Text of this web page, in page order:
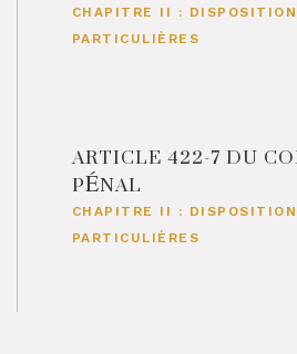
CHAPITRE II :
PARTICULIÈRES
ARTICLE 422-7 DU
PÉNAL
CHAPITRE II :
PARTICULIÈRES